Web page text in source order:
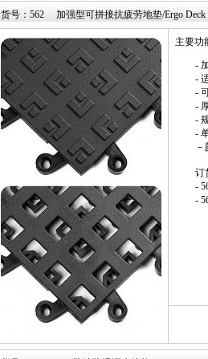
货号：562 加强型可拼接抗疲劳地垫/Ergo Deck
主要功
-
-
-
-
-
-
订
-
-